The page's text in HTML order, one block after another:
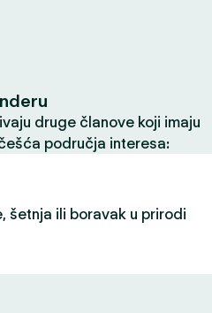
druge članove koji imaju
područja interesa:
šetnja ili boravak u prirodi